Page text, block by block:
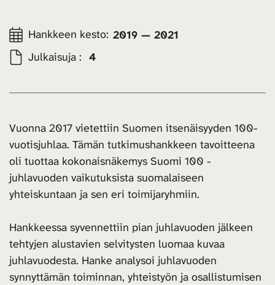
Hankkeen kesto: 2019 — 2021
Julkaisuja : 4
Vuonna 2017 vietettiin Suomen itsenäisyyden 100-
vuotisjuhlaa. Tämän tutkimushankkeen tavoitteena
oli tuottaa kokonaisnäkemys Suomi 100 -
juhlavuoden vaikutuksista suomalaiseen
yhteiskuntaan ja sen eri toimijaryhmiin.
Hankkeessa syvennettiin pian juhlavuoden jälkeen
tehtyjen alustavien selvitysten luomaa kuvaa
juhlavuodesta. Hanke analysoi juhlavuoden
synnyttämän toiminnan, yhteistyön ja osallistumisen